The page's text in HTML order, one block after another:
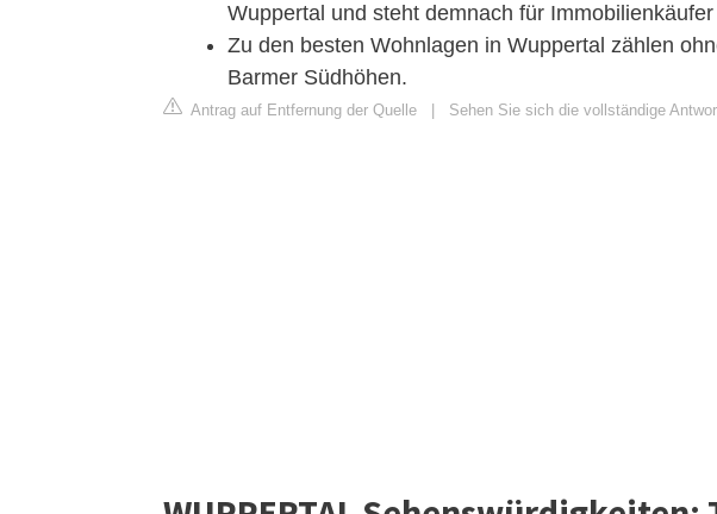
Wuppertal und steht demnach für
Zu den besten Wohnlagen in Wuppertal zählen
Barmer Südhöhen.
Antrag auf Entfernung der Quelle Sehen Sie sich die vollständige